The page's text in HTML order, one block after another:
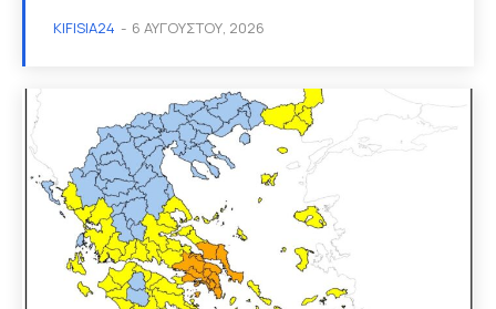
KIFISIA24 - 6 ΑΥΓΟΎΣΤΟΥ, 2026